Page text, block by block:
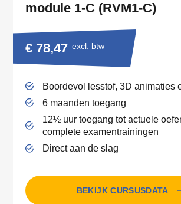
module 1-C (RVM1-C)
€ 78,47 excl. btw
Boordevol lesstof, 3D animaties
6 maanden toegang
12½ uur toegang tot actuele
complete examentrainingen
Direct aan de slag
BEKIJK CURSUSDATA